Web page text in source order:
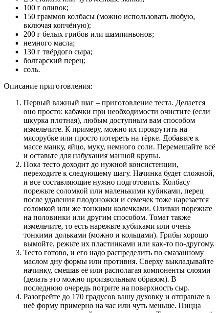
100 г оливок;
150 граммов колбасы (можно использовать любую,
включая копчёную);
200 г белых грибов или шампиньонов;
немного масла;
130 г твёрдого сыра;
болгарский перец;
соль.
Описание приготовления:
Первый важный шаг – приготовление теста. Делается
оно просто: кабачки при необходимости очистите (если
шкурка плотная), любым доступным вам способом
измельчите. К примеру, можно их прокрутить на
мясорубке или просто потереть на тёрке. Добавьте к
массе манку, яйцо, муку, немного соли. Перемешайте всё
и оставьте для набухания манной крупы.
Пока тесто доходит до нужной консистенции,
переходите к следующему шагу. Начинка будет сложной,
и все составляющие нужно подготовить. Колбасу
порежьте соломкой или маленькими кубиками, перец
после удаления плодоножки и семечек тоже нарезается
соломкой или же тонкими колечками. Оливки порежьте
на половинки или другим способом. Томат также
измельчите, то есть нарежьте кубиками или очень
тонкими дольками (можно и кольцами). Грибы хорошо
вымойте, режьте их пластинками или как-то по-другому.
Тесто готово, и его надо распределить по смазанному
маслом дну формы или противня. Сверху выкладывайте
начинку, смешав её или располагая компоненты слоями
(делать это можно произвольным образом). В
последнюю очередь потрите на поверхность сыр.
Разогрейте до 170 градусов вашу духовку и отправьте в
неё форму примерно на час или чуть меньше. Пицца